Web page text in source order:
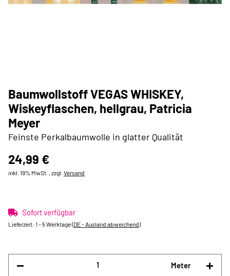
Baumwollstoff VEGAS WHISKEY,
Wiskeyflaschen, hellgrau, Patricia
Meyer
Feinste Perkalbaumwolle in glatter Qualität
24,99 €
inkl. 19% MwSt. , zzgl. Versand
Sofort verfügbar
Lieferzeit: 1 - 5 Werktage(DE - Ausland abweichend)
Meter